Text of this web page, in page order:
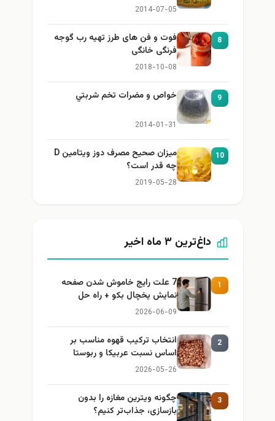
2014-07-05
8
فوت و فن های طرز تهیه رب گوجه
فرنگی خانگی
2018-10-08
9 خواص و مضرات تخم شربتي
2014-01-31
10
میزان صحیح مصرف دوز ویتامین D
چه قدر است؟
2019-05-28
داغ‌ترین ۳ ماه اخیر
1
7 علت رایج خاموش شدن صفحه
نمایش یخچال بکو + راه حل
2026-06-09
2
انتخاب ترکیب قهوه مناسب بر
اساس نسبت عربیکا و ربوستا
2026-05-26
3
چگونه ویترین مغازه را بدون
بازسازی، جذاب‌تر کنیم؟